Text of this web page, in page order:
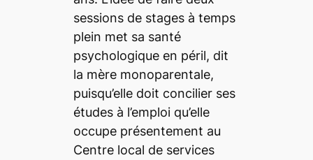
sessions de stages à temps
plein met sa santé
psychologique en péril, dit
la mère monoparentale,
puisqu’elle doit concilier ses
études à l’emploi qu’elle
occupe présentement au
Centre local de services